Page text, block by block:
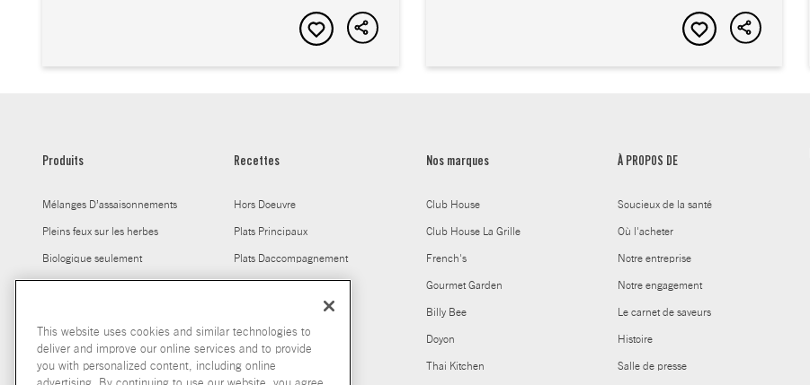
Produits
Mélanges D’assaisonnements
Pleins feux sur les herbes
Biologique seulement
Bouillon
Recettes
Hors Doeuvre
Plats Principaux
Plats Daccompagnement
Nos marques
Club House
Club House La Grille
French's
Gourmet Garden
Billy Bee
Doyon
Thai Kitchen
À PROPOS DE
Soucieux de la santé
Où l'acheter
Notre entreprise
Notre engagement
Le carnet de saveurs
Histoire
Salle de presse
This website uses cookies and similar technologies to
deliver and improve our online services and to provide
you with personalized content, including online